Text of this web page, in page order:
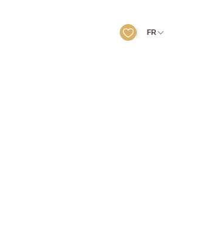
FR